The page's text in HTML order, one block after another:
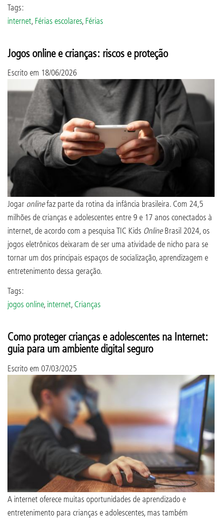
Tags:
internet, Férias escolares, Férias
Jogos online e crianças: riscos e proteção
Escrito em 18/06/2026
Jogar onlinefaz parte da rotina da infância brasileira. Com 24,5
milhões de crianças e adolescentes entre 9 e 17 anos conectados à
internet, de acordo com a pesquisa TIC Kids OnlineBrasil 2024, os
jogos eletrônicos deixaram de ser uma atividade de nicho para se
tornar um dos principais espaços de socialização, aprendizagem e
entretenimento dessa geração.
Tags:
jogos online, internet, Crianças
Como proteger crianças e adolescentes na Internet:
guia para um ambiente digital seguro
Escrito em 07/03/2025
A internet oferece muitas oportunidades de aprendizado e
entretenimento para crianças e adolescentes, mas também